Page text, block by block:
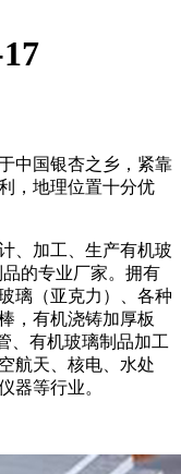
中国银杏之乡，紧靠
，地理位置十分优
、加工、生产有机玻
的专业厂家。拥有
璃（亚克力）、各种
，有机浇铸加厚板
、有机玻璃制品加工
航天、核电、水处
器等行业。